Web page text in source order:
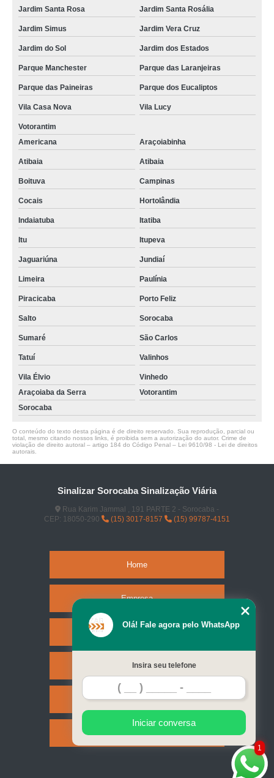
Jardim Santa Rosa Jardim Santa Rosália
Jardim Simus Jardim Vera Cruz
Jardim do Sol Jardim dos Estados
Parque Manchester Parque das Laranjeiras
Parque das Paineiras Parque dos Eucaliptos
Vila Casa Nova Vila Lucy
Votorantim
Americana
Araçoiabinha
Atibaia Atibaia
Boituva Campinas
Cocais Hortolândia
Indaiatuba Itatiba
Itu Itupeva
Jaguariúna Jundiaí
Limeira Paulínia
Piracicaba Porto Feliz
Salto Sorocaba
Sumaré São Carlos
Tatuí Valinhos
Vila Élvio
Vinhedo
Araçoiaba da Serra
Votorantim
Sorocaba
O conteúdo do texto desta página é de direito reservado. Sua reprodução, parcial ou
total, mesmo citando nossos links, é proibida sem a autorização do autor. Crime de
violação de direito autoral – artigo 184 do Código Penal – Lei 9610/98 - Lei de direitos
autorais
Sinalizar Sorocaba Sinalização Viária
Rua Karim Jammal , 191 PARTE 2 - Sorocaba -
CEP: 18050-290
(15) 3017-8157 (15) 99787-4151
Home
Empresa
Serviços
Contato
Mapa do site
1
Olá! Fale agora pelo WhatsApp
Insira seu telefone
Iniciar conversa